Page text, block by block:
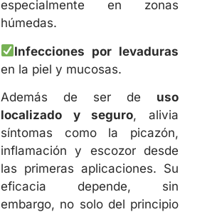
especialmente en zonas
húmedas.
Infecciones por levaduras
en la piel y mucosas.
Además de ser de uso
localizado y seguro, alivia
síntomas como la picazón,
inflamación y escozor desde
las primeras aplicaciones. Su
eficacia depende, sin
embargo, no solo del principio